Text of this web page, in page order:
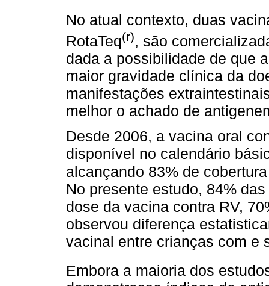
No atual contexto, duas
RotaTeq(r), são
dada a possibilidade de que
maior gravidade clínica da
manifestações
melhor o achado de
Desde 2006, a vacina oral
disponível no calendário
alcançando 83% de
No presente estudo, 84%
dose da vacina contra RV,
observou diferença
vacinal entre crianças com e
Embora a maioria dos